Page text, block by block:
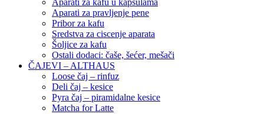
Aparati za kafu u kapsulama
Aparati za pravljenje pene
Pribor za kafu
Sredstva za ciscenje aparata
Šoljice za kafu
Ostali dodaci: čaše, šećer, mešači
ČAJEVI – ALTHAUS
Loose čaj – rinfuz
Deli čaj – kesice
Pyra čaj – piramidalne kesice
Matcha for Latte